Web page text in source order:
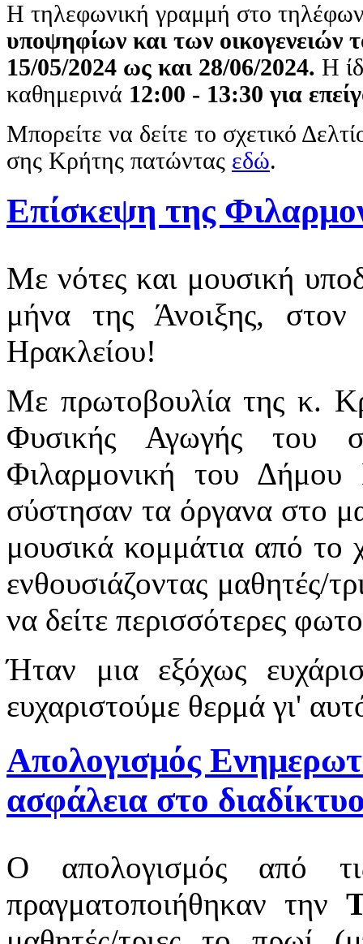
Η τηλεφωνική γραμμή στο
υποψηφίων και των
15/05/2024 ως και 28/06/2024. Η
καθημερινά 12:00 - 13:30 για
Μπορείτε να δείτε το σχετικό
σης Κρήτης πατώντας εδώ.
Επίσκεψη της
Με νότες και μουσική
μήνα της Άνοιξης,
Ηρακλείου!
Με πρωτοβουλία της κ.
Φυσικής Αγωγής του
Φιλαρμονική του Δήμου
σύστησαν τα όργανα στο
μουσικά κομμάτια από το
ενθουσιάζοντας μαθητές/
να δείτε περισσότερες
Ήταν μια εξόχως
ευχαριστούμε θερμά γι'
Απολογισμός
ασφάλεια στο
Ο απολογισμός από
πραγματοποιήθηκαν την